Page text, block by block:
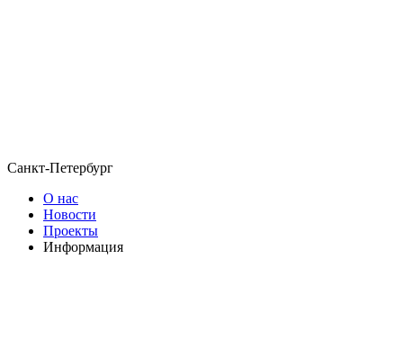
Санкт-Петербург
О нас
Новости
Проекты
Информация